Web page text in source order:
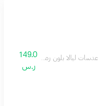
عدسات ليالا بلون رمادي بلاتينيوم عبوة من 2
149.0
ر.س